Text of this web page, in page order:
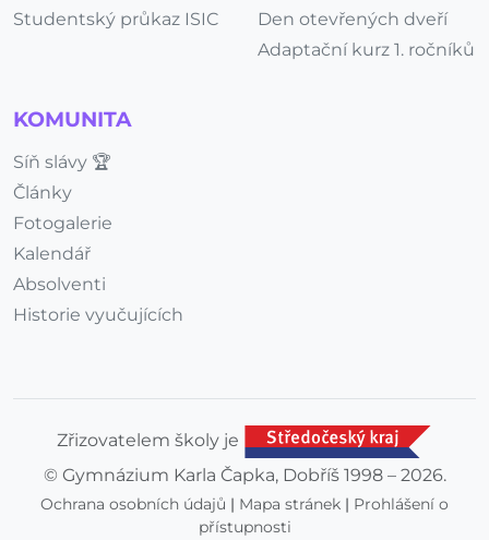
Studentský průkaz ISIC
Den otevřených dveří
Adaptační kurz 1. ročníků
KOMUNITA
Síň slávy 🏆
Články
Fotogalerie
Kalendář
Absolventi
Historie vyučujících
Zřizovatelem školy je
© Gymnázium Karla Čapka, Dobříš 1998 – 2026.
Ochrana osobních údajů | Mapa stránek | Prohlášení o
přístupnosti